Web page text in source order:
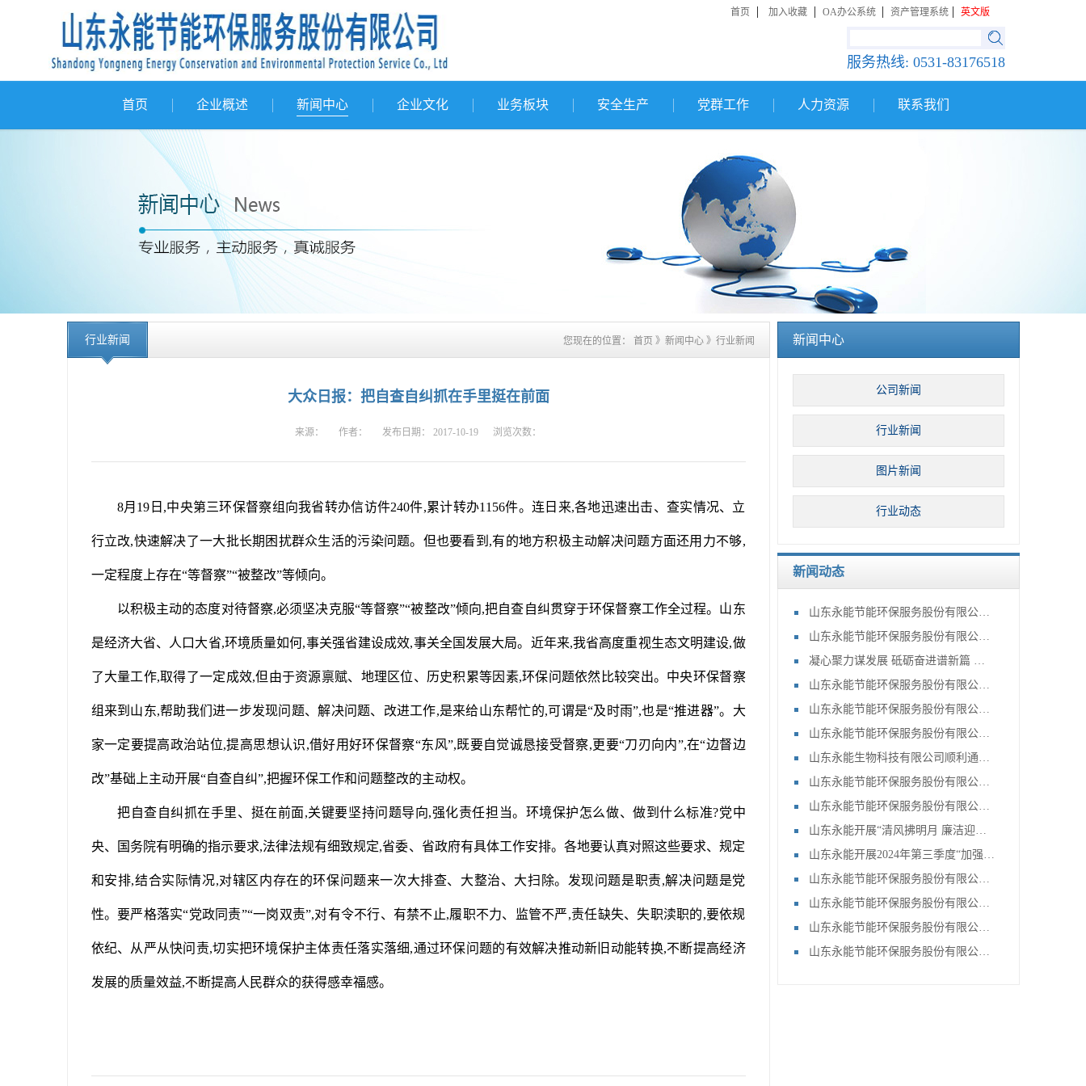
首页| 加入收藏| OA办公系统 | 资产管理系统| 英文版
服务热线: 0531-83176518
首页 企业概述 新闻中心 企业文化 业务板块 安全生产 党群工作 人力资源 联系我们
新闻中心
公司新闻
行业新闻
图片新闻
行业动态
新闻动态
山东永能节能环保服务股份有限公司关于召开2025年第四次临时股东大会的通知
山东永能节能环保服务股份有限公司关于召开2025年第二次临时股东大会的通知
凝心聚力谋发展 砥砺奋进谱新篇 —山东永能生物热电有限公司召开2025年度工作会议
山东永能节能环保服务股份有限公司开展新入职员工集体廉政谈话活动
山东永能节能环保服务股份有限公司召开2025年工作会议
山东永能节能环保服务股份有限公司2025年第一次临时股东大会会议通知
山东永能生物科技有限公司顺利通过国家高新技术企业复审
山东永能节能环保服务股份有限公司 关于召开2024年第六次临时股东大会的通知
山东永能节能环保服务股份有限公司关于召开2024年第五次临时股东大会的通知
山东永能开展“清风拂明月 廉洁迎佳节”廉政教育及中秋国庆廉洁过节集体谈话活动
山东永能开展2024年第三季度“加强纪律教育 涵养清风正气”主题教育活动
山东永能节能环保服务股份有限公司质检化验技能比赛总决赛暨颁奖仪式成功举办
山东永能节能环保服务股份有限公司关于召开2023年年度股东大会的通知
山东永能节能环保服务股份有限公司2024年一季度经营分析会暨安全工作会
山东永能节能环保服务股份有限公司关于召开2024年第三次临时股东大会的通知
行业新闻 您现在的位置： 首页 》 新闻中心 》 行业新闻
大众日报：把自查自纠抓在手里挺在前面
来源： 作者： 发布日期： 2017-10-19 浏览次数：
8月19日,中央第三环保督察组向我省转办信访件240件,累计转办1156件。连日来,各地迅速出击、查实情况、立
行立改,快速解决了一大批长期困扰群众生活的污染问题。但也要看到,有的地方积极主动解决问题方面还用力不够,
一定程度上存在“等督察”“被整改”等倾向。
以积极主动的态度对待督察,必须坚决克服“等督察”“被整改”倾向,把自查自纠贯穿于环保督察工作全过程。山东
是经济大省、人口大省,环境质量如何,事关强省建设成效,事关全国发展大局。近年来,我省高度重视生态文明建设,做
了大量工作,取得了一定成效,但由于资源禀赋、地理区位、历史积累等因素,环保问题依然比较突出。中央环保督察
组来到山东,帮助我们进一步发现问题、解决问题、改进工作,是来给山东帮忙的,可谓是“及时雨”,也是“推进器”。大
家一定要提高政治站位,提高思想认识,借好用好环保督察“东风”,既要自觉诚恳接受督察,更要“刀刃向内”,在“边督边
改”基础上主动开展“自查自纠”,把握环保工作和问题整改的主动权。
把自查自纠抓在手里、挺在前面,关键要坚持问题导向,强化责任担当。环境保护怎么做、做到什么标准?党中
央、国务院有明确的指示要求,法律法规有细致规定,省委、省政府有具体工作安排。各地要认真对照这些要求、规定
和安排,结合实际情况,对辖区内存在的环保问题来一次大排查、大整治、大扫除。发现问题是职责,解决问题是党
性。要严格落实“党政同责”“一岗双责”,对有令不行、有禁不止,履职不力、监管不严,责任缺失、失职渎职的,要依规
依纪、从严从快问责,切实把环境保护主体责任落实落细,通过环保问题的有效解决推动新旧动能转换,不断提高经济
发展的质量效益,不断提高人民群众的获得感幸福感。